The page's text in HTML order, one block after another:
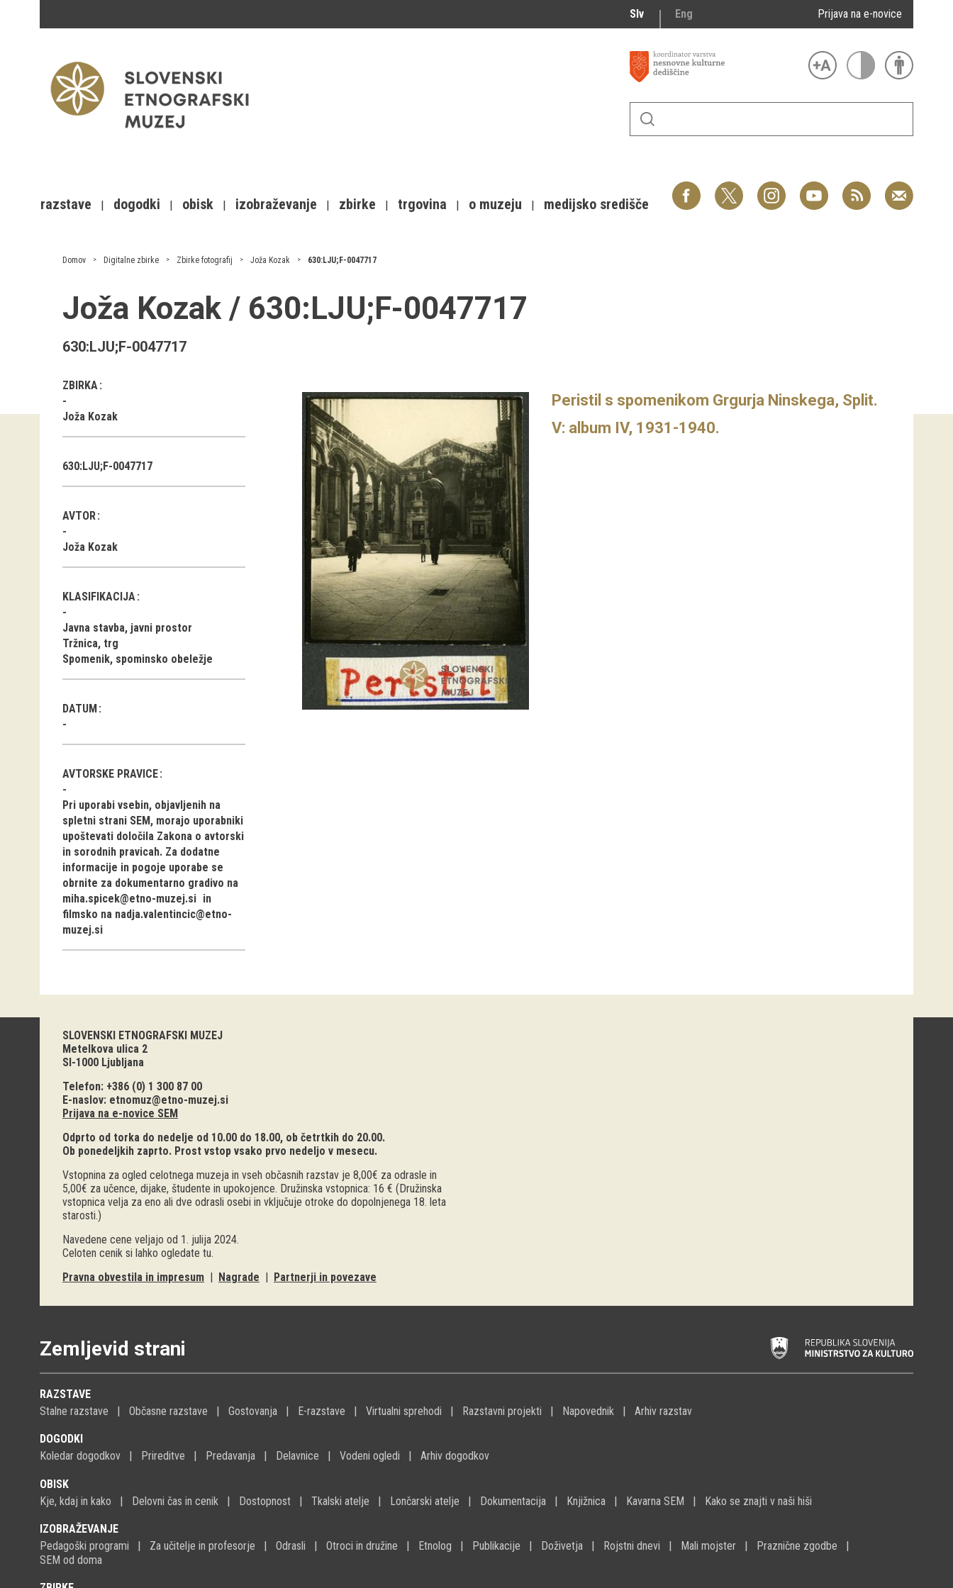
Slv Eng Prijava na e-novice
razstave dogodki obisk izobraževanje zbirke trgovina o muzeju medijsko središče
Domov Digitalne zbirke Zbirke fotografij Joža Kozak 630:LJU;F-0047717
Joža Kozak / 630:LJU;F-0047717
630:LJU;F-0047717
ZBIRKA
Joža Kozak
630:LJU;F-0047717
AVTOR
Joža Kozak
KLASIFIKACIJA
Javna stavba, javni prostor
Tržnica, trg
Spomenik, spominsko obeležje
DATUM
AVTORSKE PRAVICE
Pri uporabi vsebin, objavljenih na
spletni strani SEM, morajo uporabniki
upoštevati določila Zakona o avtorski
in sorodnih pravicah. Za dodatne
informacije in pogoje uporabe se
obrnite za dokumentarno gradivo na
miha.spicek@etno-muzej.si in
filmsko na nadja.valentincic@etno-
muzej.si
Peristil s spomenikom Grgurja Ninskega, Split.
V: album IV, 1931-1940.
SLOVENSKI ETNOGRAFSKI MUZEJ
Metelkova ulica 2
SI-1000 Ljubljana
Telefon: +386 (0) 1 300 87 00
E-naslov: etnomuz@etno-muzej.si
Prijava na e-novice SEM
Odprto od torka do nedelje od 10.00 do 18.00, ob četrtkih do 20.00.
Ob ponedeljkih zaprto. Prost vstop vsako prvo nedeljo v mesecu.
Vstopnina za ogled celotnega muzeja in vseh občasnih razstav je 8,00€ za odrasle in
5,00€ za učence, dijake, študente in upokojence. Družinska vstopnica: 16 € (Družinska
vstopnica velja za eno ali dve odrasli osebi in vključuje otroke do dopolnjenega 18. leta
starosti.)
Navedene cene veljajo od 1. julija 2024.
Celoten cenik si lahko ogledate tu.
Pravna obvestila in impresum | Nagrade | Partnerji in povezave
Zemljevid strani
RAZSTAVE
Stalne razstave
Občasne razstave Gostovanja E-razstave Virtualni sprehodi Razstavni projekti Napovednik Arhiv razstav
DOGODKI
Koledar dogodkov
Prireditve Predavanja Delavnice Vodeni ogledi Arhiv dogodkov
OBISK
Kje, kdaj in kako
Delovni čas in cenik Dostopnost Tkalski atelje Lončarski atelje Dokumentacija Knjižnica Kavarna SEM Kako se znajti v naši hiši
IZOBRAŽEVANJE
Pedagoški programi
Za učitelje in profesorje Odrasli Otroci in družine Etnolog Publikacije Doživetja Rojstni dnevi Mali mojster
Praznične zgodbe
SEM od doma